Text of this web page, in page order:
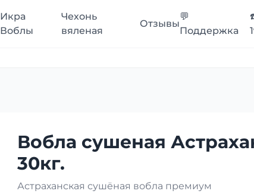
Икра
Воблы
Чехонь
вяленая
Отзывы
💬
Поддержка
Вобла сушеная
30кг.
Астраханская сушёная вобла премиум